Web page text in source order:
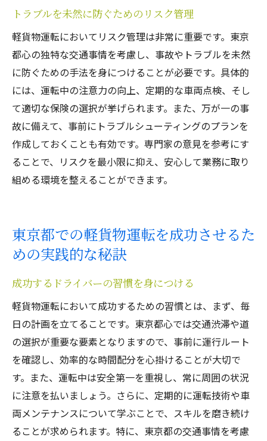
トラブルを未然に防ぐためのリスク管理
軽貨物運転においてリスク管理は非常に重要です。東京
都心の独特な交通事情を考慮し、事故やトラブルを未然
に防ぐための手法を身につけることが必要です。具体的
には、運転中の注意力の向上、定期的な車両点検、そし
て適切な保険の選択が挙げられます。また、万が一の事
故に備えて、事前にトラブルシューティングのプランを
作成しておくことも有効です。専門家の意見を参考にす
ることで、リスクを最小限に抑え、安心して業務に取り
組める環境を整えることができます。
東京都での軽貨物運転を成功させるた
めの実践的な秘訣
成功するドライバーの習慣を身につける
軽貨物運転において成功するための習慣とは、まず、毎
日の計画を立てることです。東京都心では交通渋滞や道
の選択が重要な要素となりますので、事前に運行ルート
を確認し、効率的な時間配分を心掛けることが大切で
す。また、運転中は安全第一を重視し、常に周囲の状況
に注意を払いましょう。さらに、定期的に運転技術や車
両メンテナンスについて学ぶことで、スキルを磨き続け
ることが求められます。特に、東京都の交通事情を考慮